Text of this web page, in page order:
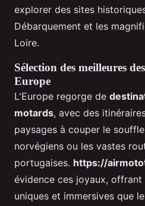
explorer des sites
Débarquement et les
Loire.
Sélection des meilleures
Europe
L'Europe regorge de
motards, avec des
paysages à couper le
norvégiens ou les vastes
portugaises. https://
évidence ces joyaux, offrant
uniques et immersives que